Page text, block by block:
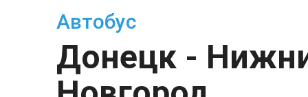
Автобус
Донецк -